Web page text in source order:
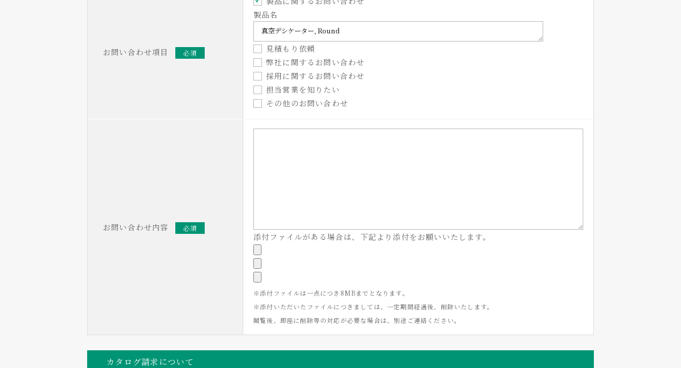
お問い合わせ項目 必須
製品名
見積もり依頼
弊社に関するお問い合わせ
採用に関するお問い合わせ
担当営業を知りたい
その他のお問い合わせ
お問い合わせ内容 必須
添付ファイルがある場合は、下記より添付をお願いいたします。
※添付ファイルは一点につき8MBまでとなります。
※添付いただいたファイルにつきましては、一定期間経過後、削除いたします。
閲覧後、即座に削除等の対応が必要な場合は、別途ご連絡ください。
カタログ請求について